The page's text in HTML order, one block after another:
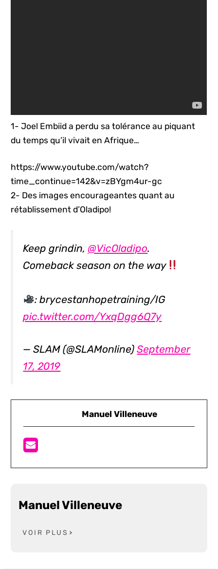
1- Joel Embiid a perdu sa tolérance au piquant
du temps qu’il vivait en Afrique…
https://www.youtube.com/watch?
time_continue=142&v=zBYgm4ur-gc
2- Des images encourageantes quant au
rétablissement d’Oladipo!
Keep grindin, @VicOladipo.
Comeback season on the way
: brycestanhopetraining/IG
pic.twitter.com/YxqDgg6Q7y
— SLAM (@SLAMonline)September
17, 2019
Manuel Villeneuve
Manuel Villeneuve
VOIR PLUS